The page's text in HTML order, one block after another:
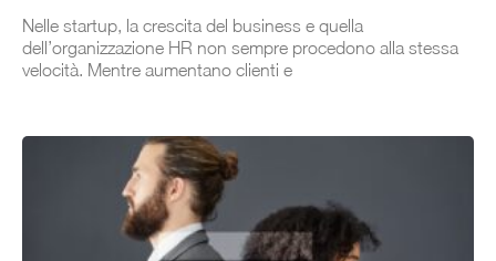
Nelle startup, la crescita del business e quella
dell’organizzazione HR non sempre procedono alla stessa
velocità. Mentre aumentano clienti e